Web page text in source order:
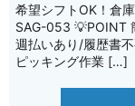
希望シフトOK！倉
SAG-053 💡POINT
週払いあり/履歴書
ピッキング作業 […]